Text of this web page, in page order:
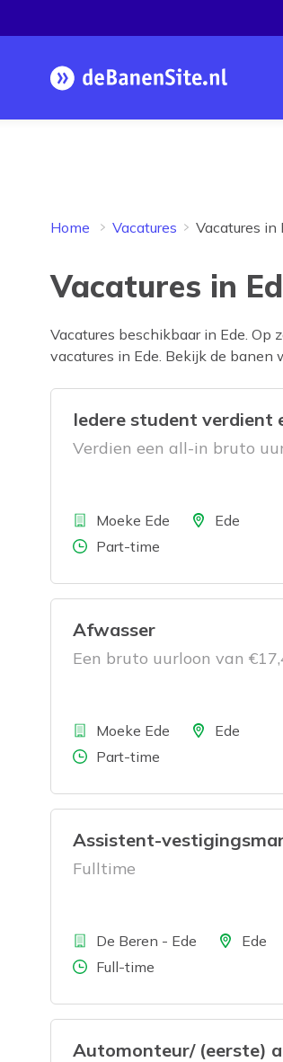
Homepage
Home Vacatures Vacatures in
Vacatures in
Vacatures beschikbaar in Ede. Op
vacatures in Ede. Bekijk de banen
Iedere student verdient
Verdien een all-in bruto
BedrijfMoeke Ede LocatieEde
Aantal uren
Part-time
Afwasser
Een bruto uurloon van
BedrijfMoeke Ede LocatieEde
Aantal uren
Part-time
Assistent-
Fulltime
BedrijfDe Beren - Ede LocatieEde
Aantal uren
Full-time
Automonteur/ (eerste)